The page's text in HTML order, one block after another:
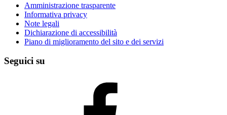
Amministrazione trasparente
Informativa privacy
Note legali
Dichiarazione di accessibilità
Piano di miglioramento del sito e dei servizi
Seguici su